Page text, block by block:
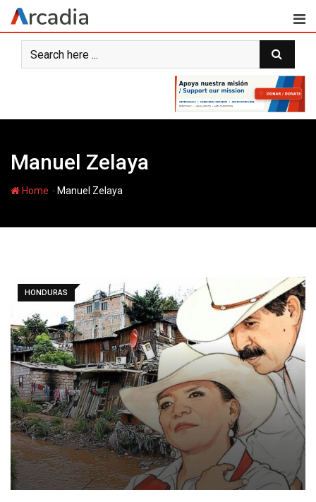
Skip
content
Manuel Zelaya
Home - Manuel Zelaya
HONDURAS